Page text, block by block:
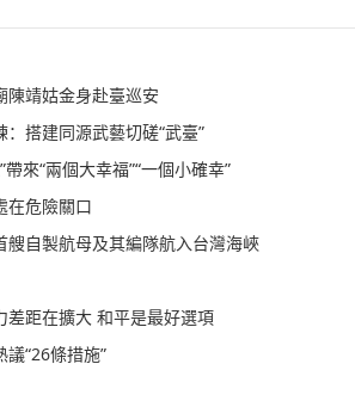
陳靖姑金身赴臺巡安
搭建同源武藝切磋“武臺”
來“兩個大幸福”“一個小確幸”
在危險關口
艘自製航母及其編隊航入台灣海峽
差距在擴大 和平是最好選項
“26條措施”